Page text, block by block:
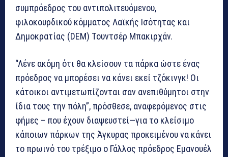
συμπρόεδρος του αντιπολιτευόμενου,
φιλοκουρδικού κόμματος Λαϊκής Ισότητας και
Δημοκρατίας (DEM) Τουντσέρ Μπακιρχάν.
“Λένε ακόμη ότι θα κλείσουν τα πάρκα ώστε ένας
πρόεδρος να μπορέσει να κάνει εκεί τζόκινγκ! Οι
κάτοικοι αντιμετωπίζονται σαν ανεπιθύμητοι στην
ίδια τους την πόλη”, πρόσθεσε, αναφερόμενος στις
φήμες – που έχουν διαψευστεί—για το κλείσιμο
κάποιων πάρκων της Άγκυρας προκειμένου να κάνει
το πρωινό του τρέξιμο ο Γάλλος πρόεδρος Εμανουέλ